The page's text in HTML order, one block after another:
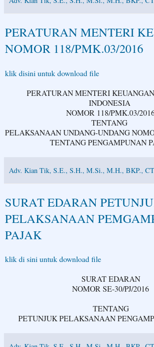
PERATURAN MENTERI
NOMOR 118/PMK.03/2016
klik disini untuk download file
PERATURAN MENTERI
INDONESIA
NOMOR 118/PMK.03/
TENTANG
PELAKSANAAN UNDANG-UNDANG
TENTANG PENGAMPUNAN
Adv. Kian Tik, S.E., S.H., M.Si., M.H., BKP.,
SURAT EDARAN
PELAKSANAAN
PAJAK
klik di sini untuk download file
SURAT EDARAN
NOMOR SE-30/PJ/2016
TENTANG
PETUNJUK PELAKSANAAN